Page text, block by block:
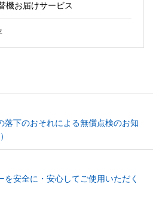
機お届けサービス
落下のおそれによる無償点検のお知
を安全に・安心してご使用いただく